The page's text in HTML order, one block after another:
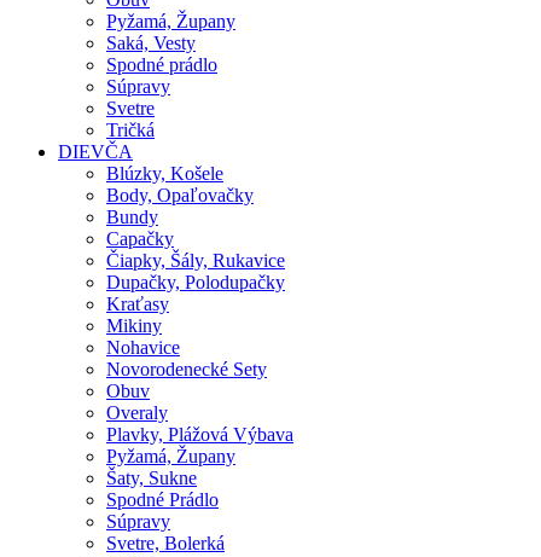
Pyžamá, Župany
Saká, Vesty
Spodné prádlo
Súpravy
Svetre
Tričká
DIEVČA
Blúzky, Košele
Body, Opaľovačky
Bundy
Capačky
Čiapky, Šály, Rukavice
Dupačky, Polodupačky
Kraťasy
Mikiny
Nohavice
Novorodenecké Sety
Obuv
Overaly
Plavky, Plážová Výbava
Pyžamá, Župany
Šaty, Sukne
Spodné Prádlo
Súpravy
Svetre, Bolerká